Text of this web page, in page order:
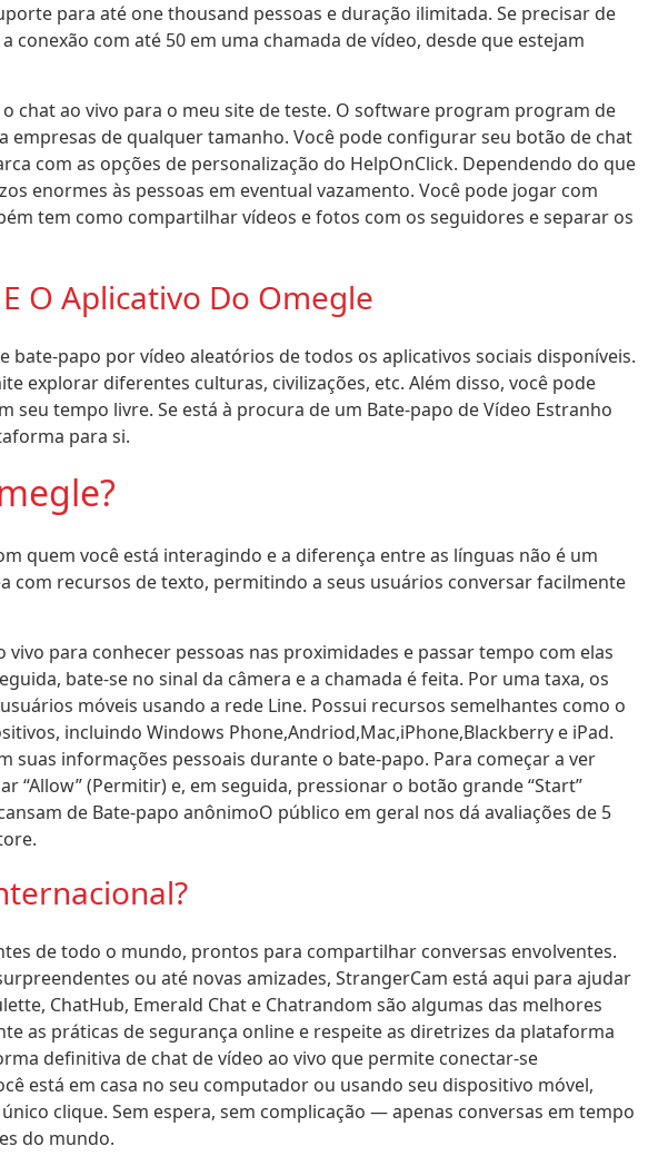
para até one thousand pessoas e duração ilimitada. Se precisar de
conexão com até 50 em uma chamada de vídeo, desde que estejam
chat ao vivo para o meu site de teste. O software program program de
empresas de qualquer tamanho. Você pode configurar seu botão de chat
com as opções de personalização do HelpOnClick. Dependendo do que
enormes às pessoas em eventual vazamento. Você pode jogar com
tem como compartilhar vídeos e fotos com os seguidores e separar os
O Aplicativo Do Omegle
bate-papo por vídeo aleatórios de todos os aplicativos sociais disponíveis.
explorar diferentes culturas, civilizações, etc. Além disso, você pode
seu tempo livre. Se está à procura de um Bate-papo de Vídeo Estranho
para si.
quem você está interagindo e a diferença entre as línguas não é um
com recursos de texto, permitindo a seus usuários conversar facilmente
para conhecer pessoas nas proximidades e passar tempo com elas
bate-se no sinal da câmera e a chamada é feita. Por uma taxa, os
móveis usando a rede Line. Possui recursos semelhantes como o
incluindo Windows Phone,Andriod,Mac,iPhone,Blackberry e iPad.
informações pessoais durante o bate-papo. Para começar a ver
“Allow” (Permitir) e, em seguida, pressionar o botão grande “Start”
de Bate-papo anônimoO público em geral nos dá avaliações de 5
de todo o mundo, prontos para compartilhar conversas envolventes.
ou até novas amizades, StrangerCam está aqui para ajudar
ChatHub, Emerald Chat e Chatrandom são algumas das melhores
as práticas de segurança online e respeite as diretrizes da plataforma
definitiva de chat de vídeo ao vivo que permite conectar-se
está em casa no seu computador ou usando seu dispositivo móvel,
clique. Sem espera, sem complicação — apenas conversas em tempo
do mundo.